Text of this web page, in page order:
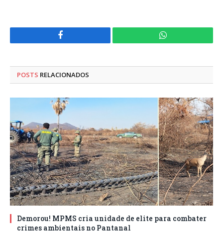
Facebook WhatsApp
POSTS RELACIONADOS
Demorou! MPMS cria unidade de elite para combater
crimes ambientais no Pantanal